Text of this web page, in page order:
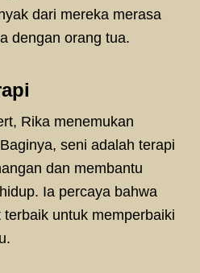
dari mereka merasa
dengan orang tua.
Rika menemukan
seni adalah terapi
dan membantu
Ia percaya bahwa
untuk memperbaiki